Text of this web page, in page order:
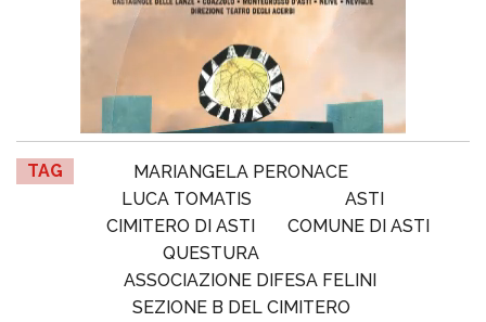
TAG
MARIANGELA PERONACE
LUCA TOMATIS
ASTI
CIMITERO DI ASTI
COMUNE DI ASTI
QUESTURA
ASSOCIAZIONE DIFESA FELINI
SEZIONE B DEL CIMITERO